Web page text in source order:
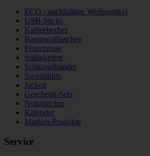
ECO - nachhaltige Werbeartikel
USB-Sticks
Kaffeebecher
Baumwolltaschen
Feuerzeuge
Süßigkeiten
Schlüsselbänder
Sweatshirts
Jacken
Geschenk-Sets
Notizbücher
Kalender
Marken-Produkte
Service